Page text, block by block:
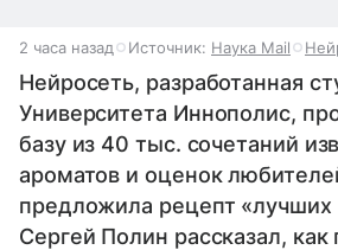
2 часа назад Источник: Наука Mail
Нейросеть, разработанная
Университета Иннополис,
базу из 40 тыс. сочетаний
ароматов и оценок
предложила рецепт «лучших
Сергей Полин рассказал,